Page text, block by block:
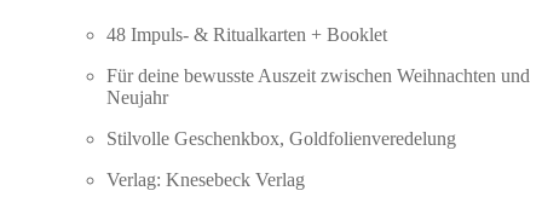
48 Impuls- & Ritualkarten + Booklet
Für deine bewusste Auszeit zwischen Weihnachten und
Neujahr
Stilvolle Geschenkbox, Goldfolienveredelung
Verlag: Knesebeck Verlag